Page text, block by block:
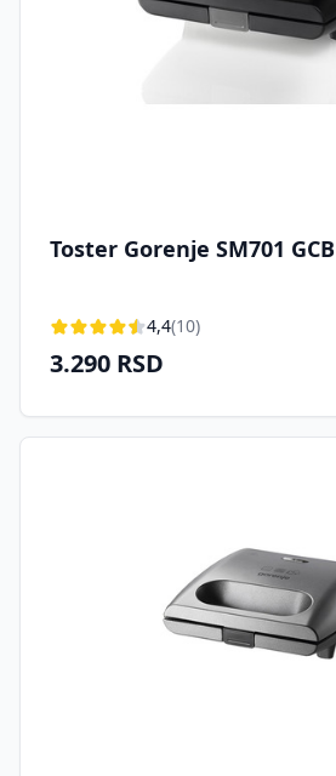
Toster Gorenje SM701 GCB
4,4(10)
3.290 RSD